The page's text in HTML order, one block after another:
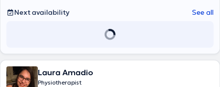
Next availability
See all
Laura Amadio
Physiotherapist